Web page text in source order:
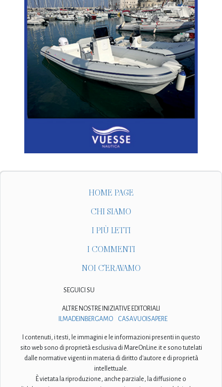
HOME PAGE
CHI SIAMO
I PIÙ LETTI
I COMMENTI
NOI C'ERAVAMO
SEGUICI SU
ALTRE NOSTRE INIZIATIVE EDITORIALI
ILMADEINBERGAMO
CASAVUOISAPERE
I contenuti, i testi, le immagini e le informazioni presenti in questo
sito web sono di proprietà esclusiva di MareOnLine.it e sono tutelati
dalle normative vigenti in materia di diritto d'autore e di proprietà
intellettuale.
È vietata la riproduzione, anche parziale, la diffusione o